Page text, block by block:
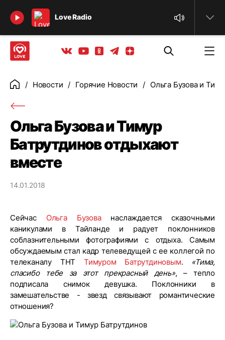
Love Radio
Найти
Вконтакте
YoutubeОдноклассники
ТелеграмЯндекс дзен
ГлавнаяНовости Горячие Новости Ольга Бузова и
Ольга Бузова и Тимур
Батрутдинов отдыхают
вместе
14.01.2018
Сейчас Ольга Бузованаслаждается сказочными
каникулами в Тайланде и радует поклонников
соблазнительными фотографиями с отдыха. Самым
обсуждаемым стал кадр телеведущей с ее коллегой по
телеканалу ТНТ Тимуром Батрутдиновым. «Тима,
спасибо тебе за этот прекрасный день», – тепло
подписала снимок девушка. Поклонники в
замешательстве - звезд связывают романтические
отношения?